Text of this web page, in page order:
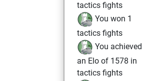
tactics fights
You won 1
tactics fights
You achieved
an Elo of 1578 in
tactics fights